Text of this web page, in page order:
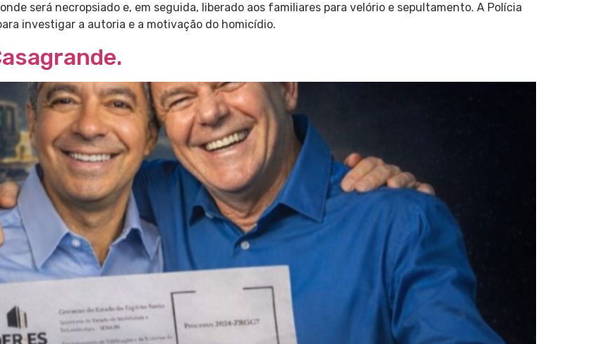
será necropsiado e, em seguida, liberado aos familiares para velório e sepultamento. A Polícia
investigar a autoria e a motivação do homicídio.